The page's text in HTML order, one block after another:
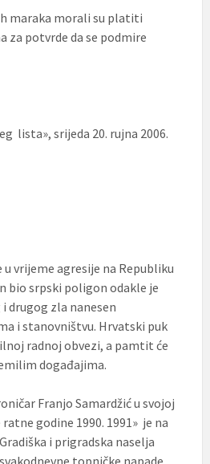
maraka morali su platiti
za potvrde da se podmire
lista», srijeda 20. rujna 2006.
u vrijeme agresije na Republiku
bio srpski poligon odakle je
zla nanesen
i stanovništvu. Hrvatski puk
radnoj obvezi, a pamtit će
događajima.
Franjo Samardžić u svojoj
godine 1990. 1991» je na
i prigradska naselja
topničke napade.